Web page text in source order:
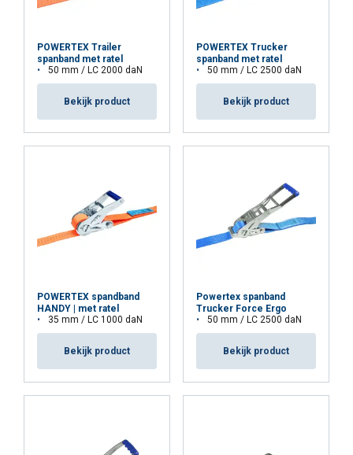
Materiaal:
Markering:
Afwerking:
POWERTEX Trailer
spanband met ratel
50 mm / LC 2000 daN
Bekijk product
POWERTEX Trucker
spanband met ratel
50 mm / LC 2500 daN
Bekijk product
POWERTEX spandband
HANDY | met ratel
35 mm / LC 1000 daN
Bekijk product
Powertex spanband
Trucker Force Ergo
50 mm / LC 2500 daN
Bekijk product